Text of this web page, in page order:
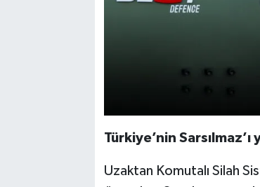
Türkiye’nin
Uzaktan Komutalı Silah